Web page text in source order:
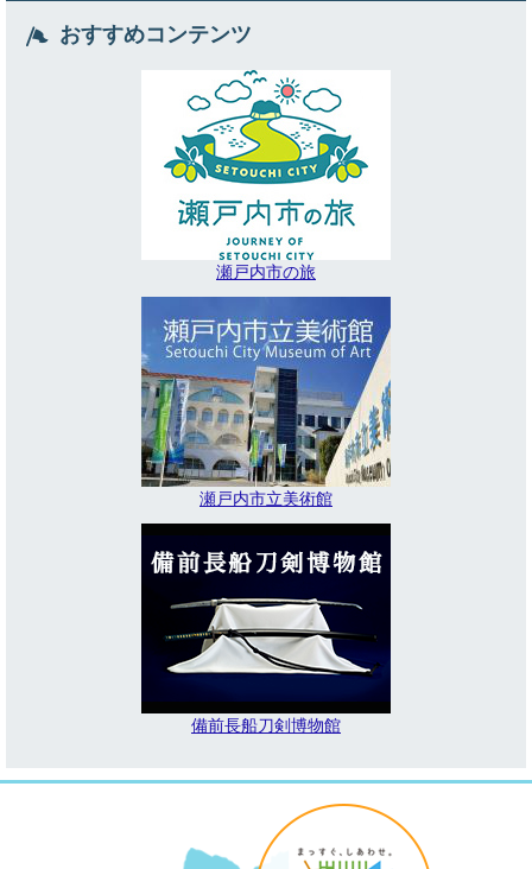
おすすめコンテンツ
瀬戸内市の旅
瀬戸内市立美術館
備前長船刀剣博物館